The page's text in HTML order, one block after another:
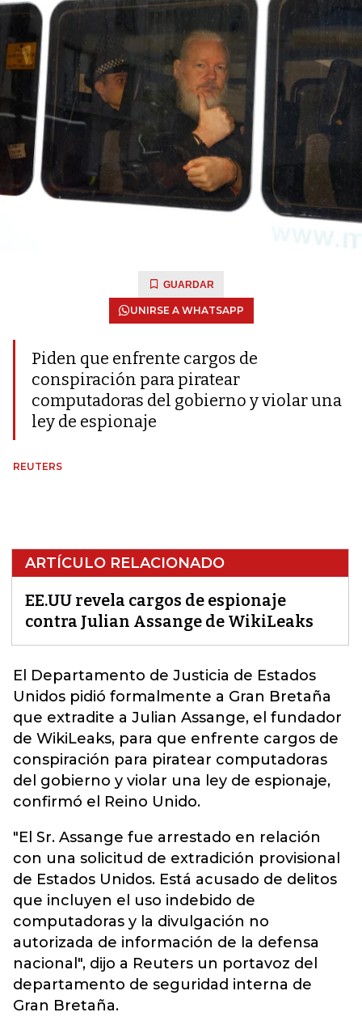
GUARDAR
UNIRSE A WHATSAPP
Piden que enfrente cargos de
conspiración para piratear
computadoras del gobierno y violar una
ley de espionaje
REUTERS
ARTÍCULO RELACIONADO
EE.UU revela cargos de espionaje
contra Julian Assange de WikiLeaks
El Departamento de Justicia de Estados
Unidos pidió formalmente a Gran Bretaña
que extradite a Julian Assange, el fundador
de WikiLeaks, para que enfrente cargos de
conspiración para piratear computadoras
del gobierno y violar una ley de espionaje,
confirmó el Reino Unido.
"El Sr. Assange fue arrestado en relación
con una solicitud de extradición provisional
de Estados Unidos. Está acusado de delitos
que incluyen el uso indebido de
computadoras y la divulgación no
autorizada de información de la defensa
nacional", dijo a Reuters un portavoz del
departamento de seguridad interna de
Gran Bretaña.